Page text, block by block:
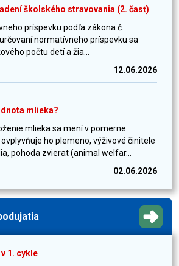
školského stravovania (2. časť)
príspevku podľa zákona č.
normatívneho príspevku sa
počtu detí a žia...
12.06.2026
mlieka?
mlieka sa mení v pomerne
ho plemeno, výživové činitele
pohoda zvierat (animal welfar...
02.06.2026
1. cykle